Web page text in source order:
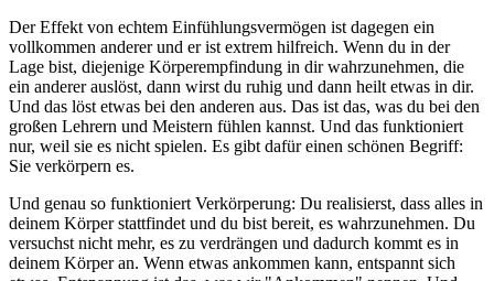
Der Effekt von echtem Einfühlungsvermögen ist dagegen ein
vollkommen anderer und er ist extrem hilfreich. Wenn du in der
Lage bist, diejenige Körperempfindung in dir wahrzunehmen, die
ein anderer auslöst, dann wirst du ruhig und dann heilt etwas in dir.
Und das löst etwas bei den anderen aus. Das ist das, was du bei den
großen Lehrern und Meistern fühlen kannst. Und das funktioniert
nur, weil sie es nicht spielen. Es gibt dafür einen schönen Begriff:
Sie verkörpern es.
Und genau so funktioniert Verkörperung: Du realisierst, dass alles in
deinem Körper stattfindet und du bist bereit, es wahrzunehmen. Du
versuchst nicht mehr, es zu verdrängen und dadurch kommt es in
deinem Körper an. Wenn etwas ankommen kann, entspannt sich